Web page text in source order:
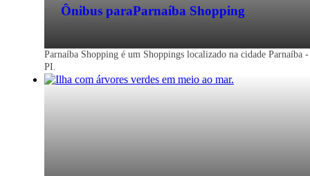
Ônibus paraParnaíba Shopping
Parnaíba Shopping é um Shoppings localizado na cidade Parnaíba -
PI.